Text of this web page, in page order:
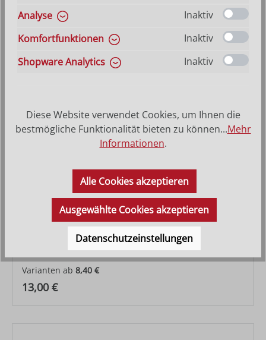
Widder Fides
Varianten ab8,40 €
Regulärer Preis:
13,00 €
Schaf grasend Fides
Varianten ab 8,40 €
Regulärer Preis:
13,00 €
Analyse
Inaktiv
Komfortfunktionen
Inaktiv
Shopware Analytics
Inaktiv
Diese Website verwendet Cookies, um Ihnen die
bestmögliche Funktionalität bieten zu können...Mehr
Informationen.
Alle Cookies akzeptieren
Ausgewählte Cookies akzeptieren
Datenschutzeinstellungen